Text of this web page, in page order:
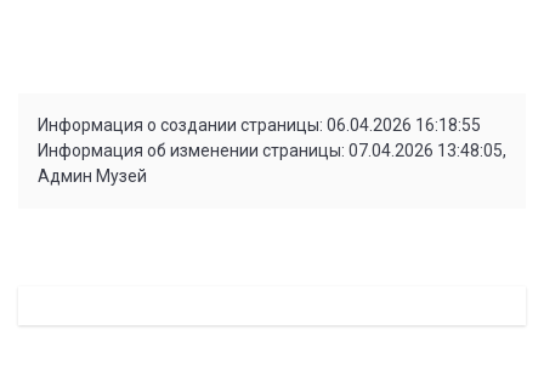
Информация о создании страницы: 06.04.2026 16:18:55
Информация об изменении страницы: 07.04.2026 13:48:05,
Админ Музей